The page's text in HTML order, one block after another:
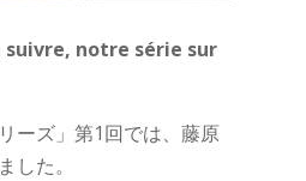
suivre, notre série sur
ーズ」第1回では、藤原
した。